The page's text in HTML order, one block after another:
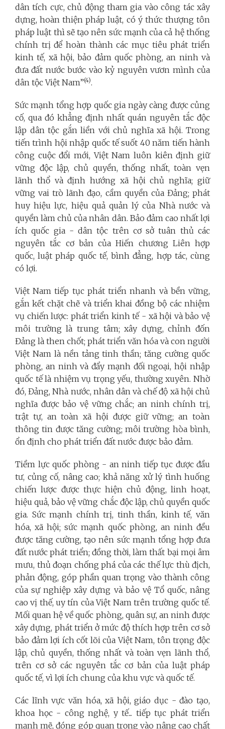
dân tích cực, chủ động tham gia vào công tác xây
dựng, hoàn thiện pháp luật, có ý thức thượng tôn
pháp luật thì sẽ tạo nên sức mạnh của cả hệ thống
chính trị để hoàn thành các mục tiêu phát triển
kinh tế, xã hội, bảo đảm quốc phòng, an ninh và
đưa đất nước bước vào kỷ nguyên vươn mình của
dân tộc Việt Nam”(4).
Sức mạnh tổng hợp quốc gia ngày càng được củng
cố, qua đó khẳng định nhất quán nguyên tắc độc
lập dân tộc gắn liền với chủ nghĩa xã hội. Trong
tiến trình hội nhập quốc tế suốt 40 năm tiến hành
công cuộc đổi mới, Việt Nam luôn kiên định giữ
vững độc lập, chủ quyền, thống nhất, toàn vẹn
lãnh thổ và định hướng xã hội chủ nghĩa; giữ
vững vai trò lãnh đạo, cầm quyền của Đảng; phát
huy hiệu lực, hiệu quả quản lý của Nhà nước và
quyền làm chủ của nhân dân. Bảo đảm cao nhất lợi
ích quốc gia - dân tộc trên cơ sở tuân thủ các
nguyên tắc cơ bản của Hiến chương Liên hợp
quốc, luật pháp quốc tế, bình đẳng, hợp tác, cùng
có lợi.
Việt Nam tiếp tục phát triển nhanh và bền vững,
gắn kết chặt chẽ và triển khai đồng bộ các nhiệm
vụ chiến lược: phát triển kinh tế - xã hội và bảo vệ
môi trường là trung tâm; xây dựng, chỉnh đốn
Đảng là then chốt; phát triển văn hóa và con người
Việt Nam là nền tảng tinh thần; tăng cường quốc
phòng, an ninh và đẩy mạnh đối ngoại, hội nhập
quốc tế là nhiệm vụ trọng yếu, thường xuyên. Nhờ
đó, Đảng, Nhà nước, nhân dân và chế độ xã hội chủ
nghĩa được bảo vệ vững chắc; an ninh chính trị,
trật tự, an toàn xã hội được giữ vững; an toàn
thông tin được tăng cường; môi trường hòa bình,
ổn định cho phát triển đất nước được bảo đảm.
Tiềm lực quốc phòng - an ninh tiếp tục được đầu
tư, củng cố, nâng cao; khả năng xử lý tình huống
chiến lược được thực hiện chủ động, linh hoạt,
hiệu quả, bảo vệ vững chắc độc lập, chủ quyền quốc
gia. Sức mạnh chính trị, tinh thần, kinh tế, văn
hóa, xã hội; sức mạnh quốc phòng, an ninh đều
được tăng cường, tạo nên sức mạnh tổng hợp đưa
đất nước phát triển; đồng thời, làm thất bại mọi âm
mưu, thủ đoạn chống phá của các thế lực thù địch,
phản động, góp phần quan trọng vào thành công
của sự nghiệp xây dựng và bảo vệ Tổ quốc, nâng
cao vị thế, uy tín của Việt Nam trên trường quốc tế.
Mối quan hệ về quốc phòng, quân sự, an ninh được
xây dựng, phát triển ở mức độ thích hợp trên cơ sở
bảo đảm lợi ích cốt lõi của Việt Nam, tôn trọng độc
lập, chủ quyền, thống nhất và toàn vẹn lãnh thổ,
trên cơ sở các nguyên tắc cơ bản của luật pháp
quốc tế, vì lợi ích chung của khu vực và quốc tế.
Các lĩnh vực văn hóa, xã hội, giáo dục - đào tạo,
khoa học - công nghệ, y tế... tiếp tục phát triển
mạnh mẽ, đóng góp quan trọng vào nâng cao chất